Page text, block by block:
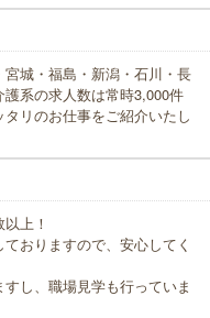
城・福島・新潟・石川・長
系の求人数は常時3,000件
リのお仕事をご紹介いたし
上！
おりますので、安心してく
し、職場見学も行っていま